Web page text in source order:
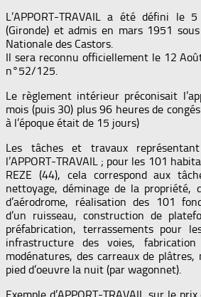
L’APPORT-TRAVAIL a été défini le
(Gironde) et admis en mars 1951
Nationale des Castors.
Il sera reconnu officiellement le 12
n°52/125.
Le règlement intérieur préconisait
mois (puis 30) plus 96 heures de
à l’époque était de 15 jours)
Les tâches et travaux
l’APPORT-TRAVAIL ; pour les 101
REZE (44), cela correspond aux
nettoyage, déminage de la propriété,
d’aérodrome, réalisation des 101
d’un ruisseau, construction de
préfabrication, terrassements pour
infrastructure des voies, fabrication
modénatures, des carreaux de
pied d’oeuvre la nuit (par wagonnet).
Exemple d’APPORT-TRAVAIL sur le